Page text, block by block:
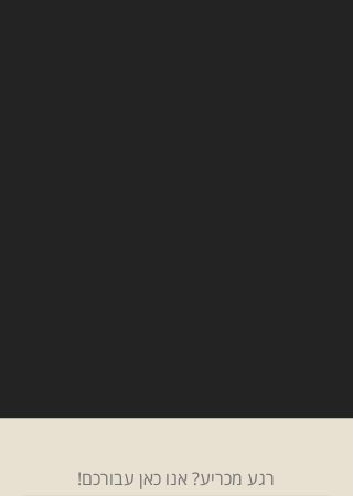
רגע מכריע? אנו כאן עבורכם!